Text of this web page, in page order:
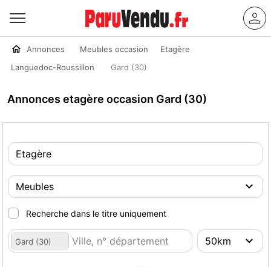
Annonces Meubles occasion
Etagère
Languedoc-Roussillon
Gard (30)
Annonces etagère occasion Gard (30)
Recherche dans le titre uniquement
Gard (30)